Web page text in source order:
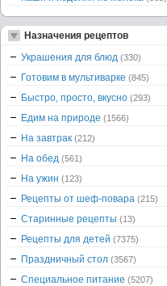
Назначения рецептов
Украшения для блюд (330)
Готовим в мультиварке (845)
Быстро, просто, вкусно (293)
Едим на природе (1566)
На завтрак (212)
На обед (561)
На ужин (123)
Рецепты от шеф-повара (215)
Старинные рецепты (13)
Рецепты для детей (7375)
Праздничный стол (3567)
Специальное питание (5207)